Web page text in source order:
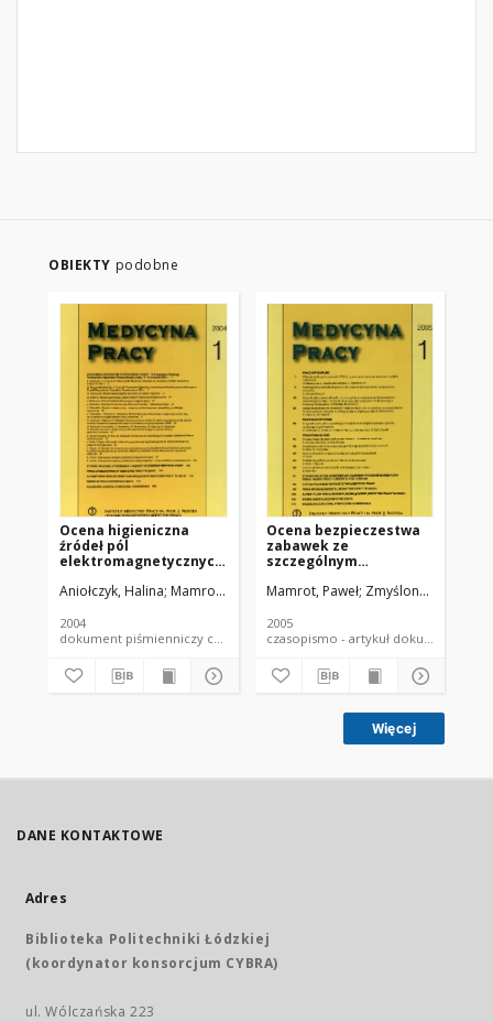
OBIEKTY podobne
Ocena higieniczna
źródeł pól
elektromagnetycznych,
zmienił się znacząco
wprowadzony nowymi
przepisami o NDN
Aniołczyk, Halina Mamrot, Paweł Politański, Piotr
2004
dokument piśmienniczy czasopismo - artykuł
Ocena bezpieczestwa
zabawek ze
szczególnym
bezpieczeństwa
w świetle
obowiązujcych
wstępne
Mamrot, Paweł Zmyślony, Marek
2005
czasopismo - artykuł
Więcej
DANE KONTAKTOWE
Adres
Biblioteka Politechniki Łódzkiej
(koordynator konsorcjum CYBRA)
ul. Wólczańska 223